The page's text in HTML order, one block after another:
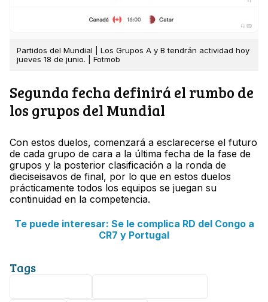
Partidos del Mundial | Los Grupos A y B tendrán actividad hoy
jueves 18 de junio. | Fotmob
Segunda fecha definirá el rumbo de
los grupos del Mundial
Con estos duelos, comenzará a esclarecerse el futuro
de cada grupo de cara a la última fecha de la fase de
grupos y la posterior clasificación a la ronda de
dieciseisavos de final, por lo que en estos duelos
prácticamente todos los equipos se juegan su
continuidad en la competencia.
Te puede interesar: Se le complica RD del Congo a
CR7 y Portugal
Tags